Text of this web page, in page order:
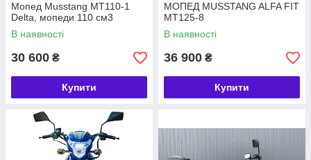
Інтернет-магазин пропонує надійні мопеди з об'ємом двигуна
50,110, 125 см3. В наявності техніка таких виробників, як
SkyBike, Spark, Viper, Musstang. Транспорт відрізняється
стильним яскравим дизайном, який не залишить байдужими
всіх любителів мототехніки.
Мопед Musstang MT110-1
Delta, мопеди 110 см3
В наявності
30 600 ₴
Купити
МОПЕД MUSSTANG ALFA FIT
MT125-8
В наявності
36 900 ₴
Купити